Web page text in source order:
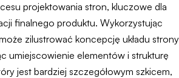
projektowania stron, kluczowe dla
finalnego produktu. Wykorzystując
zilustrować koncepcję układu strony
umiejscowienie elementów i strukturę
jest bardziej szczegółowym szkicem,